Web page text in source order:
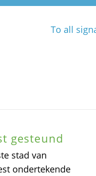
To all
gesteund
stad van
ondertekende